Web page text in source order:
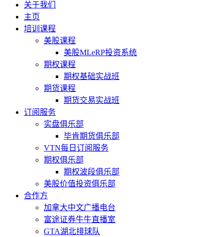
关于我们
主页
培训课程
美股课程
美股MLeRP投资系统
期权课程
期权基础实战班
期货课程
期货交易实战班
订阅服务
实盘俱乐部
毕肯期货俱乐部
VTN每日订阅服务
期权俱乐部
期权波段俱乐部
美股价值投资俱乐部
合作方
加拿大中文广播电台
富途证券牛牛直播室
GTA湖北排球队